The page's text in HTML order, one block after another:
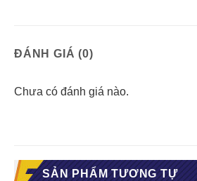
ĐÁNH GIÁ (0)
Chưa có đánh giá nào.
SẢN PHẨM TƯƠNG TỰ